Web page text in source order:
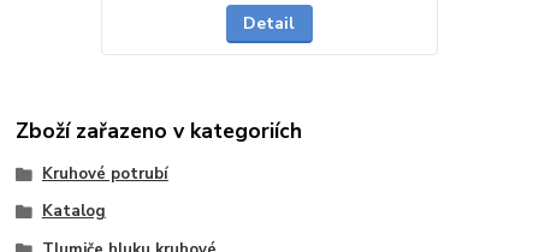
Detail
Zboží zařazeno v kategoriích
Kruhové potrubí
Katalog